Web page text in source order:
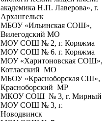
академика Н.П. Лаверова», г.
Архангельск
МБОУ «Ильинская СОШ»,
Вилегодский МО
МОУ СОШ № 2, г. Коряжма
МОУ СОШ № 6. г. Коряжма
МОУ «Харитоновская СОШ»,
Котласский МО
МБОУ «Красноборская СШ»,
Красноборский МР
МКОУ СОШ № 3, г. Мирный
МОУ СОШ № 3, г.
Новодвинск